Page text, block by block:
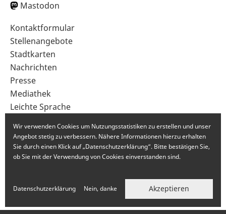
Mastodon
Sekundärnavigation
im
Fußbereich
Kontaktformular
Stellenangebote
Stadtkarten
Nachrichten
Presse
Mediathek
Leichte Sprache
Wir verwenden Cookies um Nutzungsstatistiken zu erstellen und unser
Angebot stetig zu verbessern. Nähere Informationen hierzu erhalten
Sie durch einen Klick auf „Datenschutzerklärung“. Bitte bestätigen Sie,
ob Sie mit der Verwendung von Cookies einverstanden sind.
Datenschutzerklärung Nein, danke Akzeptieren